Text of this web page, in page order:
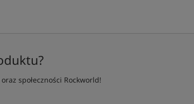
społeczności Rockworld!